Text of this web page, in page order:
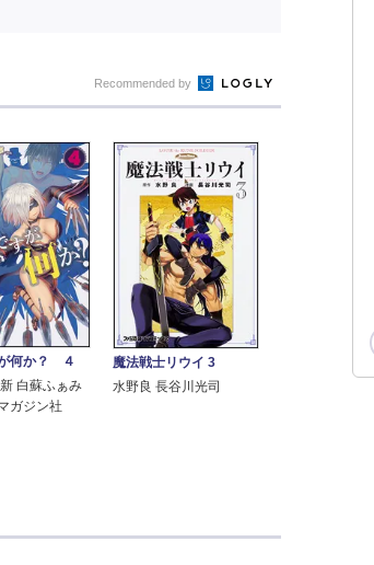
Recommended by
何か？ ４
白蘇ふぁみ
ガジン社
魔法戦士リウイ 3
水野良 長谷川光司